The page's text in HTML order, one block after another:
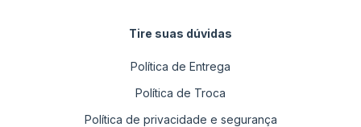
Tire suas dúvidas
Política de Entrega
Política de Troca
Política de privacidade e segurança